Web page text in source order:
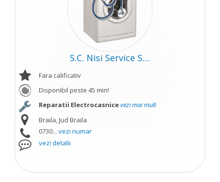
S.C. Nisi Service S....
Fara calificativ
Disponibil peste 45 min!
Reparatii Electrocasnicevezi mai mult
Braila, Jud Braila
0730... vezi numar
vezi detalii